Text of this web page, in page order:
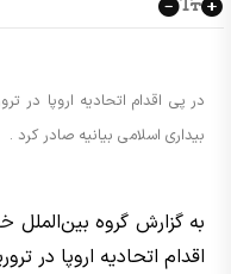
در پی اقدام اتحادیه اروپا در
بیداری اسلامی بیانیه‌ صادر کرد .
به گزارش گروه بین‌الملل
اقدام اتحادیه اروپا در